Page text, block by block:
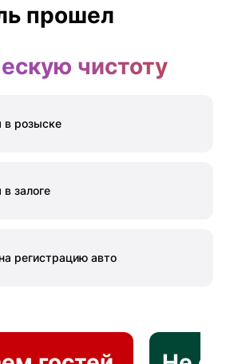
прошел
чистоту
в розыске
в залоге
регистрацию авто